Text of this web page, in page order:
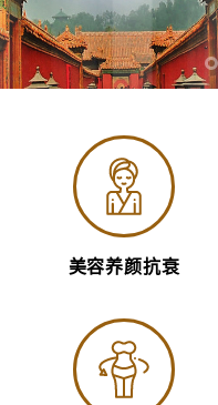
美容养颜抗衰